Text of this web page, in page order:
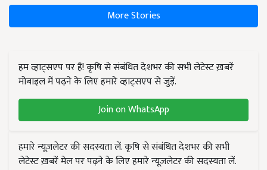
More Stories
हम व्हाट्सएप पर हैं! कृषि से संबंधित देशभर की सभी लेटेस्ट ख़बरें
मोबाइल में पढ़ने के लिए हमारे व्हाट्सएप से जुड़ें.
Join on WhatsApp
हमारे न्यूज़लेटर की सदस्यता लें. कृषि से संबंधित देशभर की सभी
लेटेस्ट ख़बरें मेल पर पढ़ने के लिए हमारे न्यूज़लेटर की सदस्यता लें.